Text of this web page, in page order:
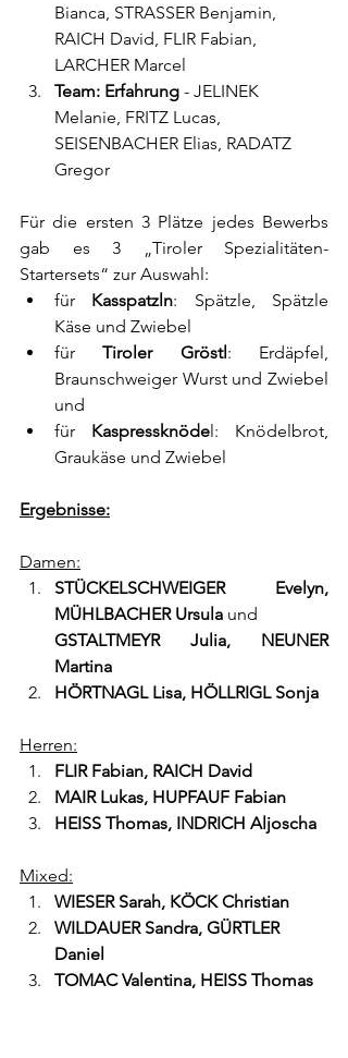
Bianca, STRASSER Benjamin,
RAICH David, FLIR Fabian,
LARCHER Marcel
Team: Erfahrung - JELINEK
Melanie, FRITZ Lucas,
SEISENBACHER Elias, RADATZ
Gregor
Für die ersten 3 Plätze jedes Bewerbs
gab es 3 „Tiroler Spezialitäten-
Startersets“ zur Auswahl:
für Kasspatzln: Spätzle, Spätzle
Käse und Zwiebel
für Tiroler Gröstl: Erdäpfel,
Braunschweiger Wurst und Zwiebel
und
für Kaspressknödel: Knödelbrot,
Graukäse und Zwiebel
Ergebnisse:
Damen:
STÜCKELSCHWEIGER Evelyn,
MÜHLBACHER Ursula und
GSTALTMEYR Julia, NEUNER
Martina
HÖRTNAGL Lisa, HÖLLRIGL Sonja
Herren:
FLIR Fabian, RAICH David
MAIR Lukas, HUPFAUF Fabian
HEISS Thomas, INDRICH Aljoscha
Mixed:
WIESER Sarah, KÖCK Christian
WILDAUER Sandra, GÜRTLER
Daniel
TOMAC Valentina, HEISS Thomas